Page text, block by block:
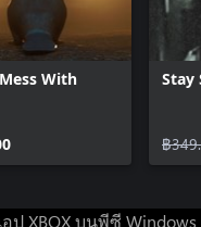
With
Stay
฿
ป XBOX บนพีซี Windows